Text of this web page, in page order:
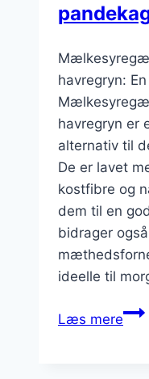
havregryn:
havregryn er
alternativ til
De er lavet
kostfibre og
dem til en
bidrager
ideelle til
Læs mere